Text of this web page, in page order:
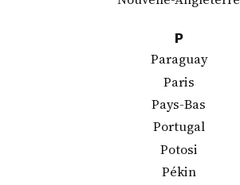
P
Paraguay
Paris
Pays-Bas
Portugal
Potosi
Pékin